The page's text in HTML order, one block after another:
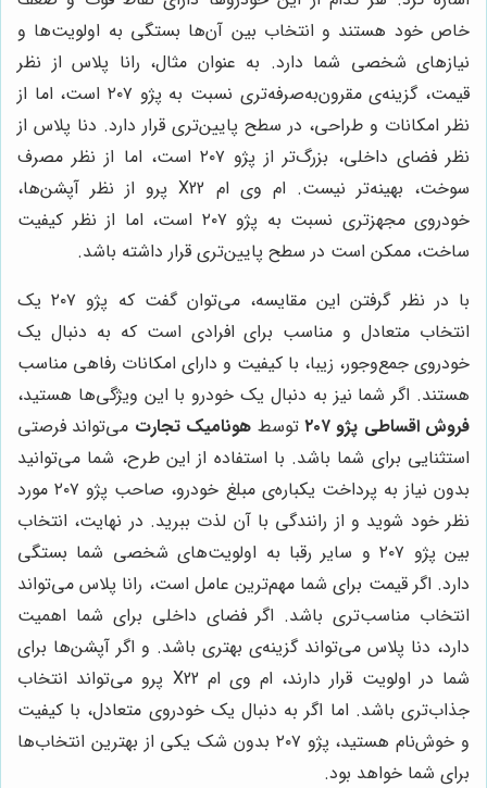
خاص خود هستند و انتخاب بین آن‌ها بستگی به اولویت‌ها و
نیازهای شخصی شما دارد. به عنوان مثال، رانا پلاس از نظر
قیمت، گزینه‌ی مقرون‌به‌صرفه‌تری نسبت به پژو ۲۰۷ است، اما از
نظر امکانات و طراحی، در سطح پایین‌تری قرار دارد. دنا پلاس از
نظر فضای داخلی، بزرگ‌تر از پژو ۲۰۷ است، اما از نظر مصرف
سوخت، بهینه‌تر نیست. ام وی ام X22 پرو از نظر آپشن‌ها،
خودروی مجهزتری نسبت به پژو ۲۰۷ است، اما از نظر کیفیت
ساخت، ممکن است در سطح پایین‌تری قرار داشته باشد.
با در نظر گرفتن این مقایسه، می‌توان گفت که پژو ۲۰۷ یک
انتخاب متعادل و مناسب برای افرادی است که به دنبال یک
خودروی جمع‌وجور، زیبا، با کیفیت و دارای امکانات رفاهی مناسب
هستند. اگر شما نیز به دنبال یک خودرو با این ویژگی‌ها هستید،
فروش اقساطی پژو ۲۰۷
توسط هونامیک تجارت می‌تواند فرصتی
استثنایی برای شما باشد. با استفاده از این طرح، شما می‌توانید
بدون نیاز به پرداخت یکباره‌ی مبلغ خودرو، صاحب پژو ۲۰۷ مورد
نظر خود شوید و از رانندگی با آن لذت ببرید. در نهایت، انتخاب
بین پژو ۲۰۷ و سایر رقبا به اولویت‌های شخصی شما بستگی
دارد. اگر قیمت برای شما مهم‌ترین عامل است، رانا پلاس می‌تواند
انتخاب مناسب‌تری باشد. اگر فضای داخلی برای شما اهمیت
دارد، دنا پلاس می‌تواند گزینه‌ی بهتری باشد. و اگر آپشن‌ها برای
شما در اولویت قرار دارند، ام وی ام X22 پرو می‌تواند انتخاب
جذاب‌تری باشد. اما اگر به دنبال یک خودروی متعادل، با کیفیت
و خوش‌نام هستید، پژو ۲۰۷ بدون شک یکی از بهترین انتخاب‌ها
برای شما خواهد بود.